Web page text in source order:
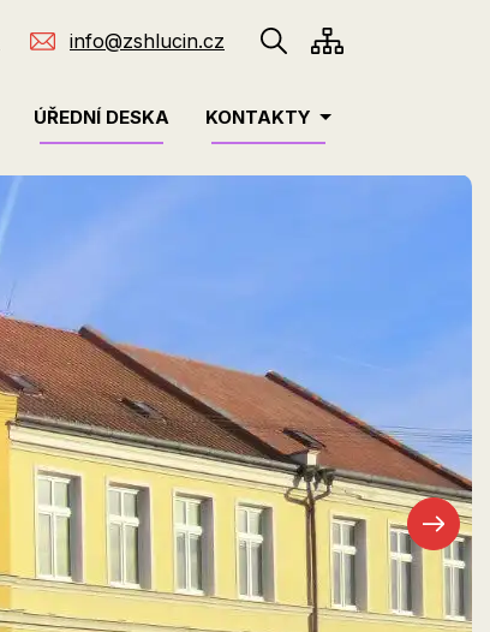
info@zshlucin.cz
ÚŘEDNÍ DESKA KONTAKTY